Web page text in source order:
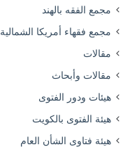
مجمع الفقه بالهند
مجمع فقهاء أمريكا الشمالية
مقالات
مقالات وأبحاث
هيئات ودور الفتوى
هيئة الفتوى بالكويت
هيئة فتاوى الشأن العام